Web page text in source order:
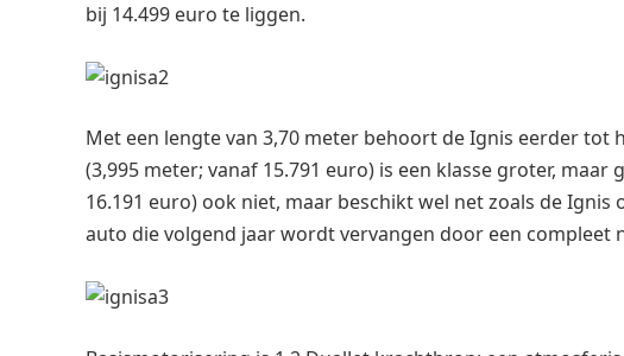
bij 14.499 euro te liggen.
Met een lengte van 3,70 meter behoort de Ignis eerder tot
(3,995 meter; vanaf 15.791 euro) is een klasse groter, maar
16.191 euro) ook niet, maar beschikt wel net zoals de Ignis
auto die volgend jaar wordt vervangen door een compleet